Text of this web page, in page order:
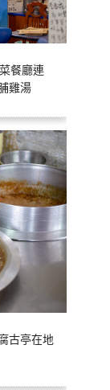
餐廳連
雞湯
古亭在地